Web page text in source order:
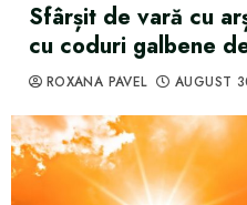
Sfârșit de vară cu
cu coduri galbene
ROXANA PAVEL AUGUST